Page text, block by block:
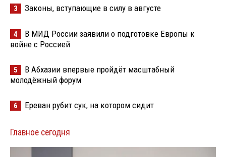
3 Законы, вступающие в силу в августе
4
В МИД России заявили о подготовке Европы к
войне с Россией
5
В Абхазии впервые пройдёт масштабный
молодёжный форум
6 Ереван рубит сук, на котором сидит
Главное сегодня